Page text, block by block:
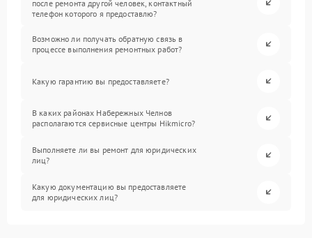
после ремонта другой человек, контактный
телефон которого я предоставлю?
Возможно ли получать обратную связь в
процессе выполнения ремонтных работ?
Какую гарантию вы предоставляете?
В каких районах Набережных Челнов
располагаются сервисные центры Hikmicro?
Выполняете ли вы ремонт для юридических
лиц?
Какую документацию вы предоставляете
для юридических лиц?